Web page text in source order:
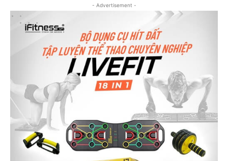
- Advertisement -